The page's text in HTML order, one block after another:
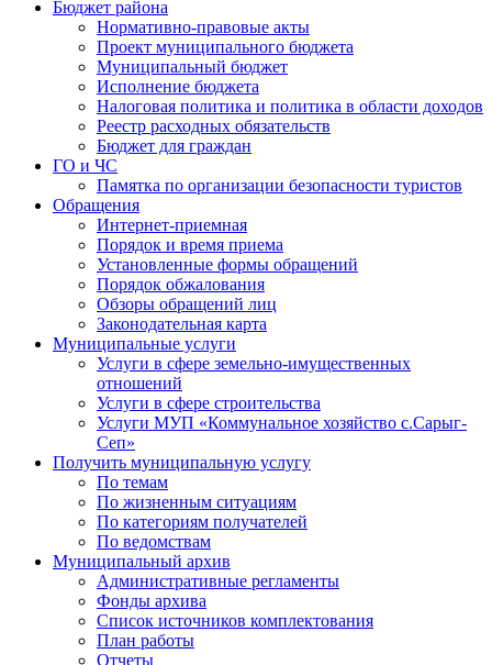
Бюджет района
Нормативно-правовые акты
Проект муниципального бюджета
Муниципальный бюджет
Исполнение бюджета
Налоговая политика и политика в области доходов
Реестр расходных обязательств
Бюджет для граждан
ГО и ЧС
Памятка по организации безопасности туристов
Обращения
Интернет-приемная
Порядок и время приема
Установленные формы обращений
Порядок обжалования
Обзоры обращений лиц
Законодательная карта
Муниципальные услуги
Услуги в сфере земельно-имущественных
отношений
Услуги в сфере строительства
Услуги МУП «Коммунальное хозяйство с.Сарыг-
Сеп»
Получить муниципальную услугу
По темам
По жизненным ситуациям
По категориям получателей
По ведомствам
Муниципальный архив
Административные регламенты
Фонды архива
Список источников комплектования
План работы
Отчеты